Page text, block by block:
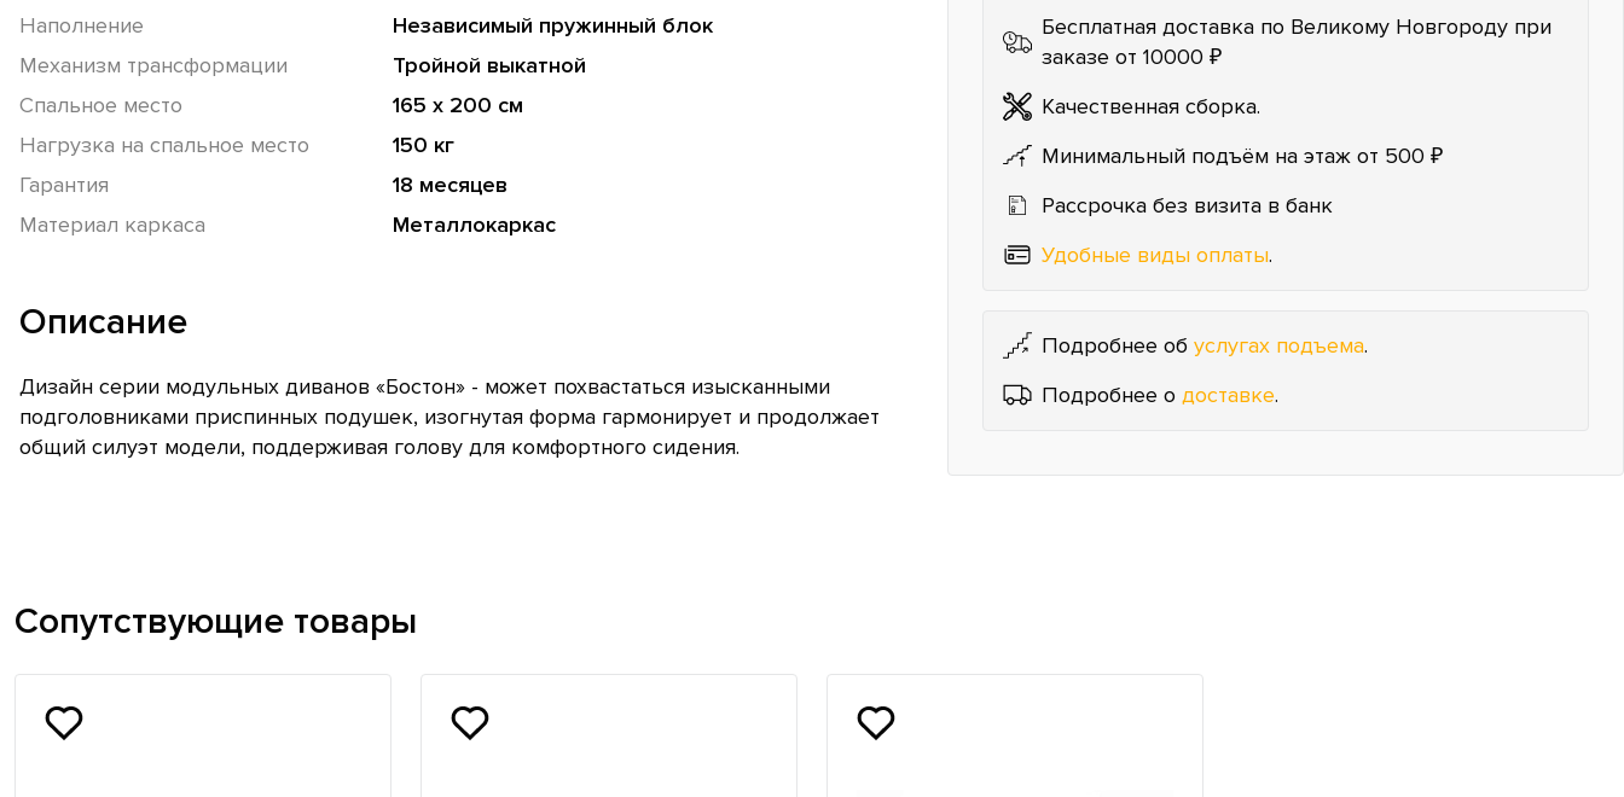
Бесплатная доставка по Великому Новгороду при
заказе от 10000 ₽
Качественная сборка.
Минимальный подъём на этаж от 500 ₽
Рассрочка без визита в банк
Удобные виды оплаты.
Подробнее об услугах подъема.
Подробнее о доставке.
Наполнение
Независимый пружинный блок
Механизм трансформации
Тройной выкатной
Спальное место
165 х 200 см
Нагрузка на спальное место
150 кг
Гарантия
18 месяцев
Материал каркаса
Металлокаркас
Описание
Дизайн серии модульных диванов «Бостон» - может похвастаться изысканными
подголовниками приспинных подушек, изогнутая форма гармонирует и продолжает
общий силуэт модели, поддерживая голову для комфортного сидения.
Сопутствующие товары